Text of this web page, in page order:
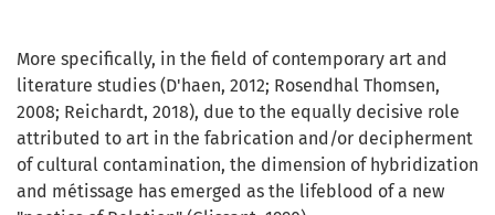
More specifically, in the field of contemporary art and
literature studies (D'haen, 2012; Rosendhal Thomsen,
2008; Reichardt, 2018), due to the equally decisive role
attributed to art in the fabrication and/or decipherment
of cultural contamination, the dimension of hybridization
and métissage has emerged as the lifeblood of a new